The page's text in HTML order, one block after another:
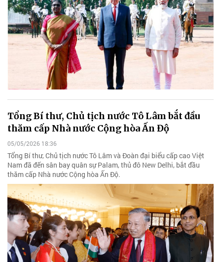
Tổng Bí thư, Chủ tịch nước Tô Lâm bắt đầu
thăm cấp Nhà nước Cộng hòa Ấn Độ
05/05/2026 18:36
Tổng Bí thư, Chủ tịch nước Tô Lâm và Đoàn đại biểu cấp cao Việt
Nam đã đến sân bay quân sự Palam, thủ đô New Delhi, bắt đầu
thăm cấp Nhà nước Cộng hòa Ấn Độ.